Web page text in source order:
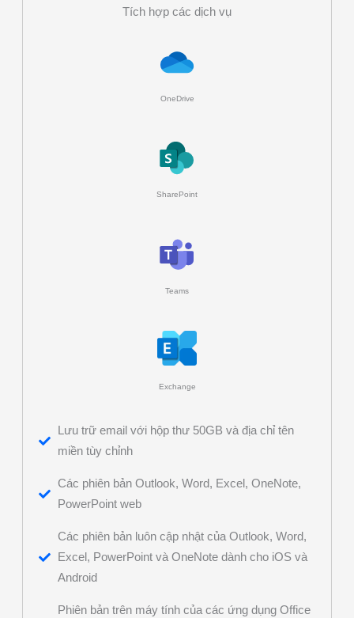
Tích hợp các dịch vụ
OneDrive
SharePoint
Teams
Exchange
Lưu trữ email với hộp thư 50GB và địa chỉ tên
miền tùy chỉnh
Các phiên bản Outlook, Word, Excel, OneNote,
PowerPoint web
Các phiên bản luôn cập nhật của Outlook, Word,
Excel, PowerPoint và OneNote dành cho iOS và
Android
Phiên bản trên máy tính của các ứng dụng Office